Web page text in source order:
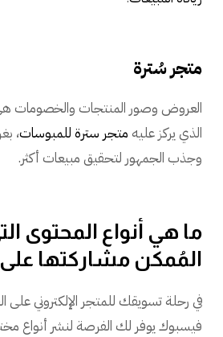
متجر سُترة
العروض وصور المنتجات والخصومات
الذي يركز عليه متجر سترة للمبوسات،
وجذب الجمهور لتحقيق مبيعات أكثر.
ما هي أنواع المحتوى
المُمكن مشاركتها
في رحلة تسويقك للمتجر الإلكتروني
فيسبوك يوفر لك الفرصة لنشر أنواع